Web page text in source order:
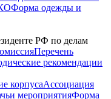
Форма одежды и
РФ по делам
Перечень
рекомендации
корпусаАссоциация
мероприятияФорма